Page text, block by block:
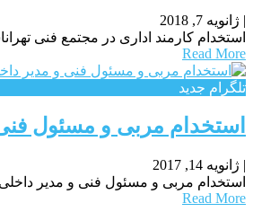
| ژانویه 7, 2018
استخدام کارمند اداری در مجتمع فنی
Read More
تلگرام جدید
استخدام مربی و مسئول
| ژانویه 14, 2017
استخدام مربی و مسئول فنی و مدیر
Read More